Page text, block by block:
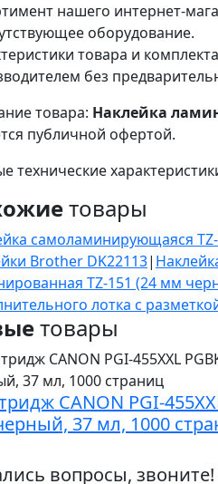
нашего интернет-
оборудование.
товара и
без
товара: Наклейка
публичной офертой.
технические
товары
самоламинирующаяся
Brother DK22113|
TZ-151 (24 мм
лотка с
товары
CANON PGI-
37 мл, 1000
вопросы, звоните!